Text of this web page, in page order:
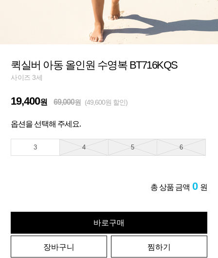
퀵실버 아동 올인원 수영복 BT716KQS
사이즈 3세
19,400원 69,000원 (49,600원 할인)
옵션을 선택해 주세요.
3 4 5 6
총 상품 금액 0 원
바로구매
장바구니 찜하기